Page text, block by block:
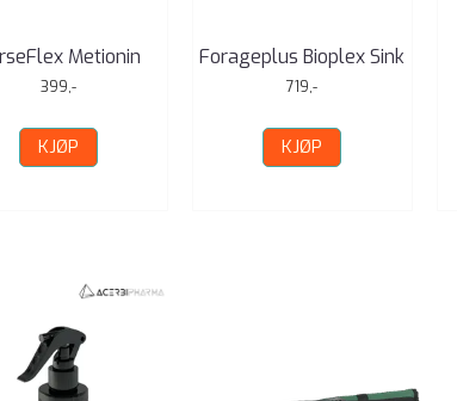
Metionin
399,-
KJØP
Forageplus Bioplex Sink
719,-
KJØP